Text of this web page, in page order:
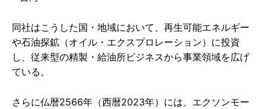
同社はこうした国・地域において、再生可能エネルギー
や石油探鉱（オイル・エクスプロレーション）に投資
し、従来型の精製・給油所ビジネスから事業領域を広げ
ている。
さらに仏暦2566年（西暦2023年）には、エクソンモー